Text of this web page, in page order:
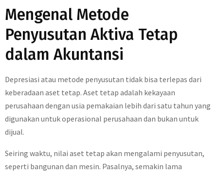
Mengenal Metode
Penyusutan Aktiva Tetap
dalam Akuntansi
Depresiasi atau metode penyusutan tidak bisa terlepas dari
keberadaan aset tetap. Aset tetap adalah kekayaan
perusahaan dengan usia pemakaian lebih dari satu tahun yang
digunakan untuk operasional perusahaan dan bukan untuk
dijual.
Seiring waktu, nilai aset tetap akan mengalami penyusutan,
seperti bangunan dan mesin. Pasalnya, semakin lama